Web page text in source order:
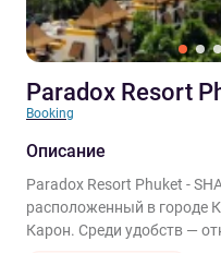
Paradox Resort
Booking
Описание
Paradox Resort Phuket -
расположенный в городе
Карон. Среди удобств —